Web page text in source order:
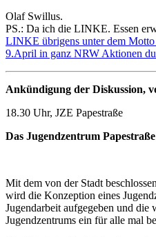
Olaf Swillus.
PS.: Da ich die LINKE. Essen
LINKE übrigens unter dem
9.April in ganz NRW Aktionen
Ankündigung der Diskussion,
18.30 Uhr, JZE Papestraße
Das Jugendzentrum
Mit dem von der Stadt
wird die Konzeption eines
Jugendarbeit aufgegeben und die
Jugendzentrums ein für alle mal